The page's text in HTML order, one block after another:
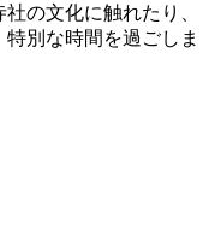
の文化に触れたり、
別な時間を過ごしま